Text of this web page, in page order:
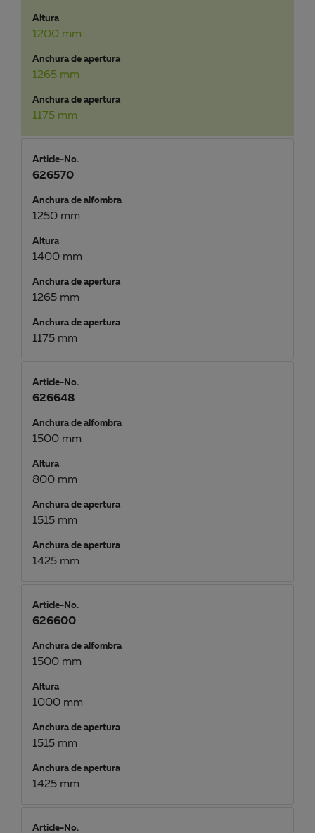
Altura
1200 mm
Anchura de apertura
1265 mm
Anchura de apertura
1175 mm
Article-No.
626570
Anchura de alfombra
1250 mm
Altura
1400 mm
Anchura de apertura
1265 mm
Anchura de apertura
1175 mm
Article-No.
626648
Anchura de alfombra
1500 mm
Altura
800 mm
Anchura de apertura
1515 mm
Anchura de apertura
1425 mm
Article-No.
626600
Anchura de alfombra
1500 mm
Altura
1000 mm
Anchura de apertura
1515 mm
Anchura de apertura
1425 mm
Article-No.